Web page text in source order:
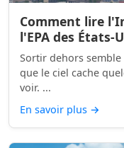
Comment lire
l'EPA des
Sortir dehors
que le ciel cache
voir. ...
En savoir plus →